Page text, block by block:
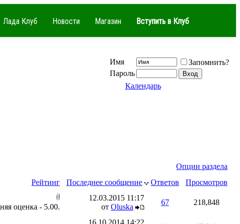
Лада Клуб Новости Магазин Вступить в Клуб
Имя
Запомнить?
Пароль
Календарь
Опции раздела
Рейтинг
Последнее сообщение Ответов
Просмотров
12.03.2015 11:17
от Oluska
67 218,848
16.10.2014 14:22